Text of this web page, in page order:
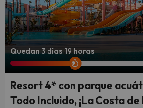
Quedan 3 días 19 horas
Resort 4* con parque
Todo Incluido, ¡La Costa de